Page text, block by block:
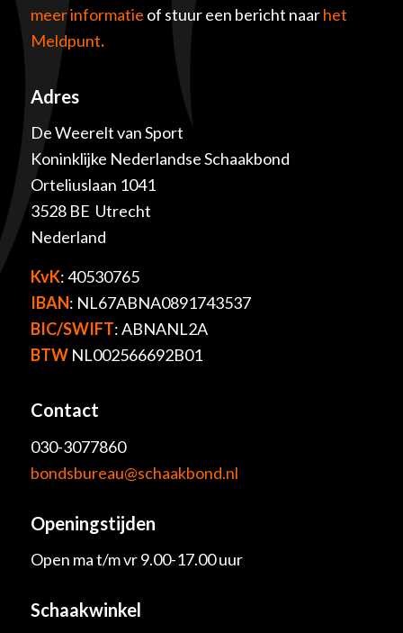
meer informatie of stuur een bericht naarhet
Meldpunt.
Adres
De Weerelt van Sport
Koninklijke Nederlandse Schaakbond
Orteliuslaan 1041
3528 BE Utrecht
Nederland
KvK: 40530765
IBAN: NL67ABNA0891743537
BIC/SWIFT: ABNANL2A
BTWNL002566692B01
Contact
030-3077860
bondsbureau@schaakbond.nl
Openingstijden
Open ma t/m vr 9.00-17.00 uur
Schaakwinkel